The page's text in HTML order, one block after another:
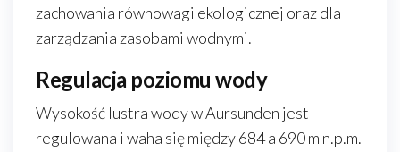
zachowania równowagi ekologicznej oraz dla
zarządzania zasobami wodnymi.
Regulacja poziomu wody
Wysokość lustra wody w Aursunden jest
regulowana i waha się między 684 a 690 m n.p.m.